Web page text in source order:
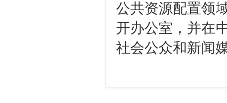
公共资源配置领
开办公室，并在
社会公众和新闻